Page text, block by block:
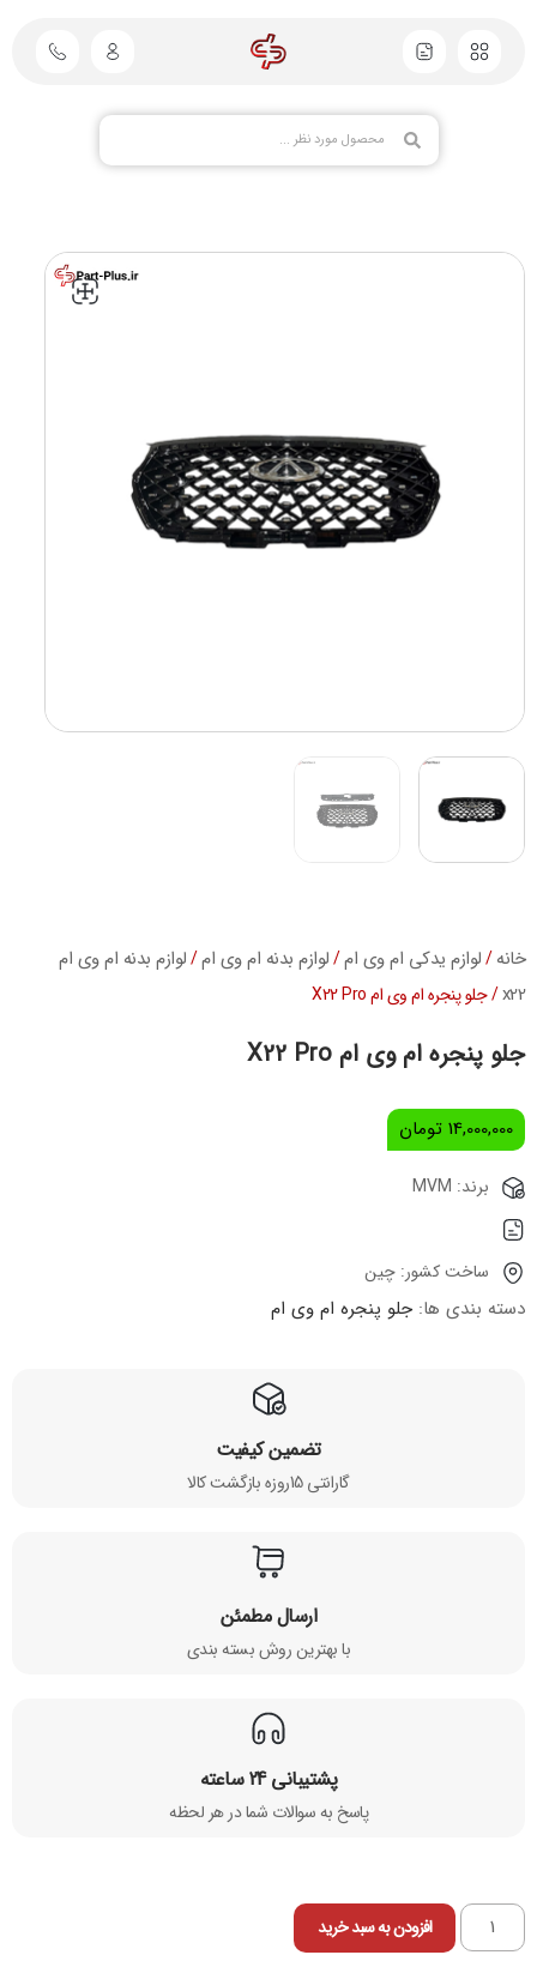
خانه/لوازم یدکی ام وی ام/لوازم بدنه ام وی ام/لوازم بدنه ام وی ام
x22/ جلو پنجره ام وی ام X22 Pro
جلو پنجره ام وی ام X22 Pro
14,000,000 تومان
برند: MVM
ساخت کشور: چین
دسته بندی ها: جلو پنجره ام وی ام
تضمین کیفیت
گارانتی 15روزه بازگشت کالا
ارسال مطمئن
با بهترین روش بسته بندی​
پشتیبانی 24 ساعته
پاسخ به سوالات شما در هر لحظه
افزودن به سبد خرید